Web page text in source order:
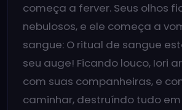
começa a ferver. Seus olhos
nebulosos, e ele começa a
sangue: O ritual de sangue
seu auge! Ficando louco, Iori
com suas companheiras, e
caminhar, destruíndo tudo em